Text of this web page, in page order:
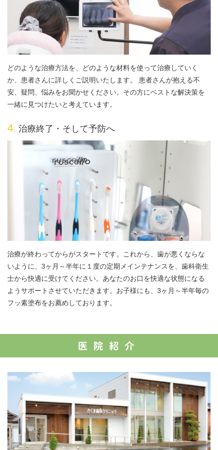
どのような治療方法を、どのような材料を使って治療していく
か、患者さんに詳しくご説明いたします。 患者さんが抱える不
安、疑問、悩みをお聞かせください。その方にベストな解決策を
一緒に見つけたいと考えています。
4. 治療終了・そして予防へ
治療が終わってからがスタートです。これから、歯が悪くならな
いように、3ヶ月～半年に１度の定期メインテナンスを、歯科衛生
士から快適に受けてください。あなたのお口を快適な状態になる
ようサポートさせていただきます。お子様にも、3ヶ月～半年毎の
フッ素塗布をお薦めしております。
医院紹介